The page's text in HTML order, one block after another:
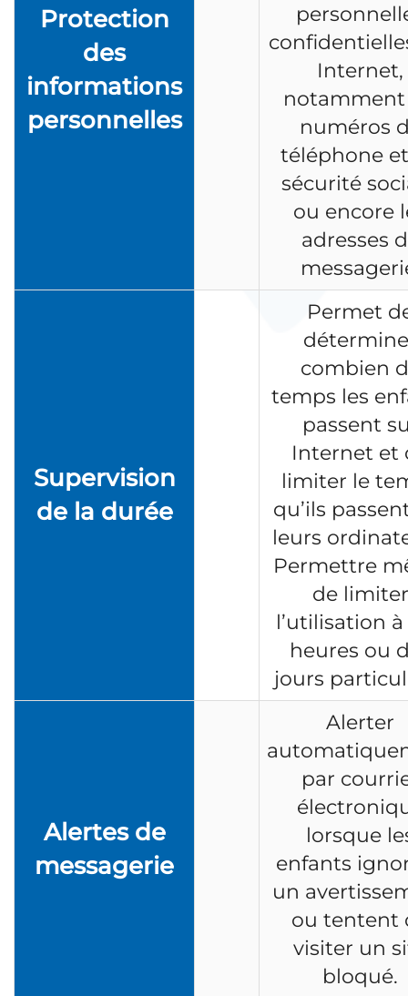
Protection
des
informations
personnelles
Internet,
notamment
numéros
téléphone
sécurité
ou encore
adresses
Supervision
de la durée
Permet
combien
temps les
passent
Internet et
limiter le
qu’ils
leurs
Permettre
de limiter
l’utilisation
heures ou
jours
Alertes de
messagerie
Alerter
par
lorsque
enfants
un
ou tentent
visiter un
bloqué.